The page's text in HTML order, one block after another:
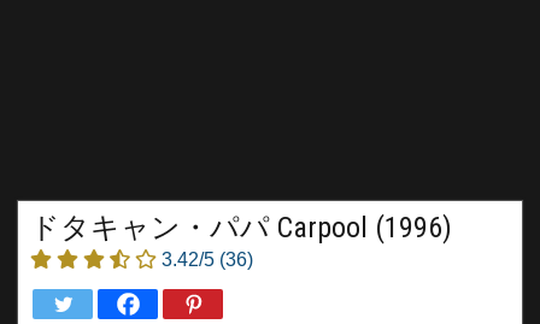
ドタキャン・パパ Carpool (1996)
3.42/5 (36)